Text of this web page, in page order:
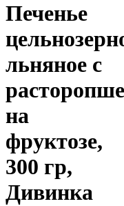
Печенье
льняное с
на
фруктозе,
300 гр,
Дивинка